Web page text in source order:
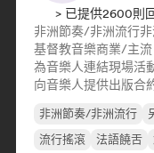
> 已提供2600則
非洲節奏/非洲流行
基督教音樂商業/主流
為音樂人連結現場活
向音樂人提供出版合
非洲節奏/非洲流行
流行搖滾
法語饒舌